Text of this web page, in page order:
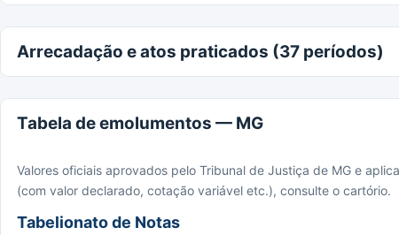
Arrecadação e atos praticados (37 períodos)
Tabela de emolumentos — MG
Valores oficiais aprovados pelo Tribunal de Justiça de MG e
(com valor declarado, cotação variável etc.), consulte o cartório.
Tabelionato de Notas